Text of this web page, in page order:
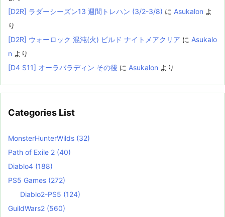
[D2R] ラダーシーズン13 週間トレハン (3/2-3/8) に Asukalon よ
り
[D2R] ウォーロック 混沌(火) ビルド ナイトメアクリア に Asukalo
n より
[D4 S11] オーラパラディン その後 に Asukalon より
Categories List
MonsterHunterWilds (32)
Path of Exile 2 (40)
Diablo4 (188)
PS5 Games (272)
Diablo2-PS5 (124)
GuildWars2 (560)